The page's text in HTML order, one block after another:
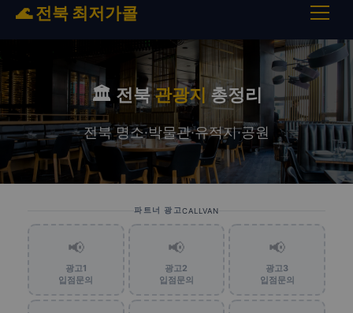
🌊 전북 최저가콜
🏛️ 전북관광지 총정리
전북 명소·박물관·유적지·공원
파트너 광고CALLVAN
📢
광고1
입점문의
📢
광고2
입점문의
📢
광고3
입점문의